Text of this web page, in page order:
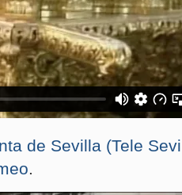
de Sevilla (Tele
.